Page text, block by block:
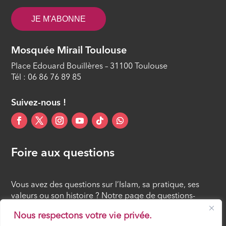
Nous respectons votre vie privée.
JE M'ABONNE
Mosquée Mirail Toulouse
Place Edouard Bouillères – 31100 Toulouse
Tél : 06 86 76 89 85
Suivez-nous !
Foire aux questions
Vous avez des questions sur l’Islam, sa pratique, ses
valeurs ou son histoire ? Notre page de questions-
réponses rassemble des réponses claires et accessibles
à tous, croyants ou simples curieux.